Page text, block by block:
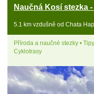
Naučná Kosí stezka
5.1 km vzdušně od Chata
Příroda a naučné stezky •
Cyklotrasy